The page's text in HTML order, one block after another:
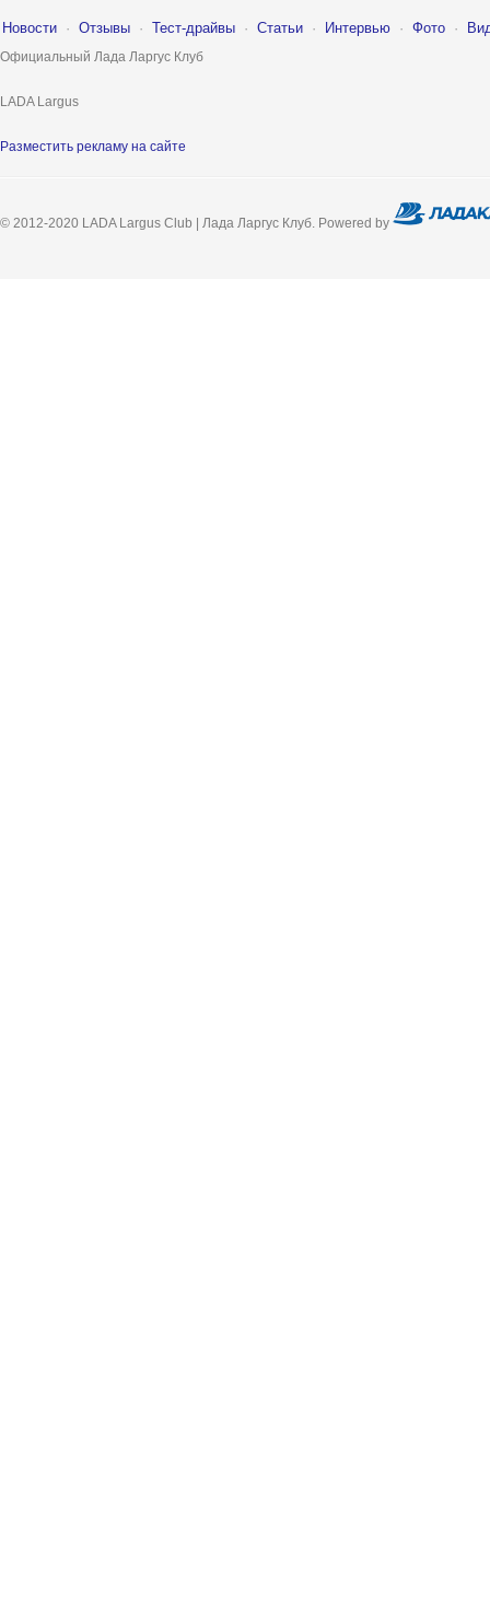
Новости · Отзывы · Тест-драйвы · Статьи · Интервью · Фото ·
Официальный Лада Ларгус Клуб
LADA Largus
Разместить рекламу на сайте
© 2012-2020 LADA Largus Club | Лада Ларгус Клуб. Powered by